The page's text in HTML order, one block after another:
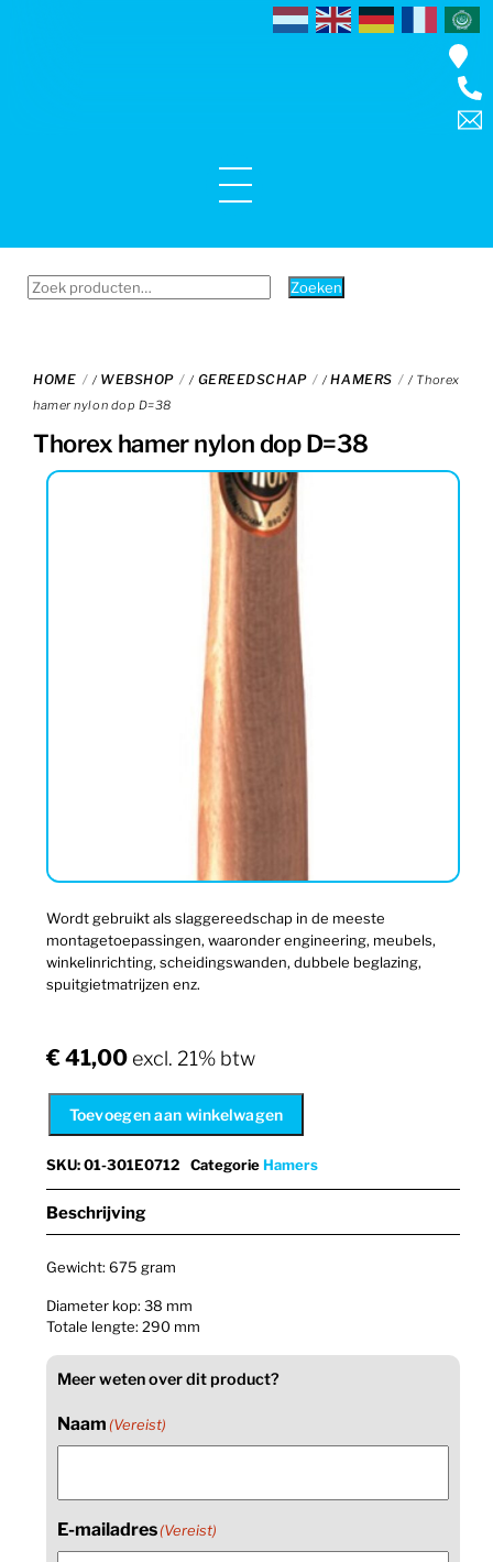
Menu
Zoeken
Zoeken
HOME / WEBSHOP / GEREEDSCHAP /HAMERS
/ Thorex
hamer nylon dop D=38
Thorex hamer nylon dop D=38
Wordt gebruikt als slaggereedschap in de meeste
montagetoepassingen, waaronder engineering, meubels,
winkelinrichting, scheidingswanden, dubbele beglazing,
spuitgietmatrijzen enz.
€41,00 excl. 21% btw
Toevoegen aan winkelwagen
SKU:01-301E0712 CategorieHamers
Beschrijving
Gewicht: 675 gram
Diameter kop: 38 mm
Totale lengte: 290 mm
Meer weten over dit product?
Naam (Vereist)
E-mailadres(Vereist)